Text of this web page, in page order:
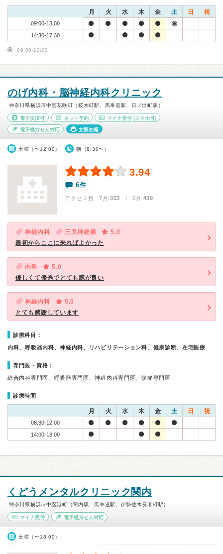
月 火 水 木 金 土 日 祝
09:00-13:00
14:30-17:30
09:00-12:00
のげ内科・脳神経内科クリニック
神奈川県横浜市中区花咲町（桜木町駅、馬車道駅、日ノ出町駅）
電子決済可 ネット予約 マイナ受付 (スマホ可)
電子処方せん対応 女医在籍
土曜（〜12:00） 朝（8:30〜）
3.94
6件
アクセス数 7月:353 | 6月:439
神経内科 三叉神経痛
5.0
最初からここに来ればよかった
内科
5.0
優しくて優秀でとても腕が良い
神経内科
5.0
とても感謝しています
診療科目：
内科、呼吸器内科、神経内科、リハビリテーション科、健康診断、在宅医療
専門医・資格：
総合内科専門医、呼吸器専門医、神経内科専門医、頭痛専門医
診療時間
月 火 水 木 金 土 日 祝
08:30-12:00
14:00-18:00
くどうメンタルクリニック関内
神奈川県横浜市中区港町（関内駅、馬車道駅、伊勢佐木長者町駅）
マイナ受付 電子処方せん対応
土曜（〜18:00）